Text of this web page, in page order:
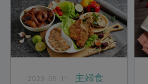
2023-05-11
主婦食